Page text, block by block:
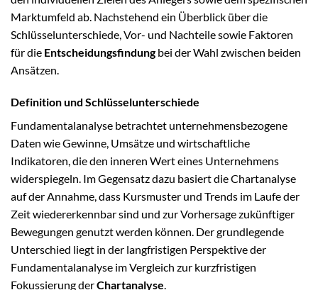
Marktumfeld ab. Nachstehend ein Überblick über die
Schlüsselunterschiede, Vor- und Nachteile sowie Faktoren
für die Entscheidungsfindungbei der Wahl zwischen beiden
Ansätzen.
Definition und Schlüsselunterschiede
Fundamentalanalyse betrachtet unternehmensbezogene
Daten wie Gewinne, Umsätze und wirtschaftliche
Indikatoren, die den inneren Wert eines Unternehmens
widerspiegeln. Im Gegensatz dazu basiert die Chartanalyse
auf der Annahme, dass Kursmuster und Trends im Laufe der
Zeit wiedererkennbar sind und zur Vorhersage zukünftiger
Bewegungen genutzt werden können. Der grundlegende
Unterschied liegt in der langfristigen Perspektive der
Fundamentalanalyse im Vergleich zur kurzfristigen
Fokussierung derChartanalyse.